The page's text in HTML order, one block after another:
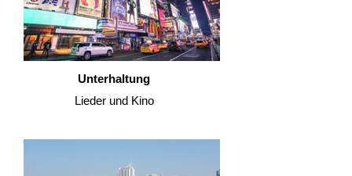
Unterhaltung
Lieder und Kino